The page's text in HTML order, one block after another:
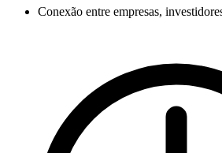
Conexão entre empresas,